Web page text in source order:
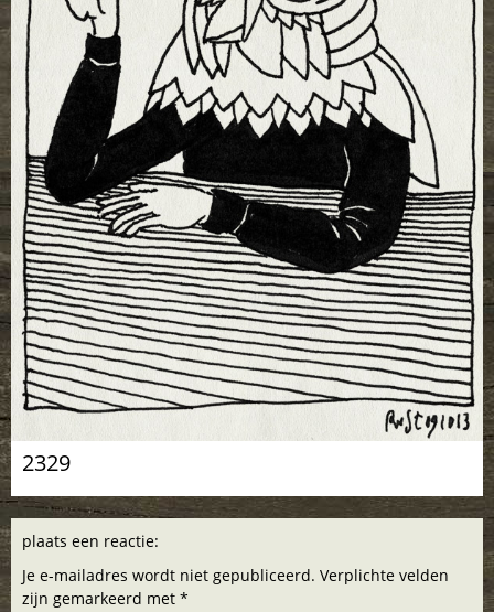
2329
plaats een reactie:
Je e-mailadres wordt niet gepubliceerd. Verplichte velden
zijn gemarkeerd met *